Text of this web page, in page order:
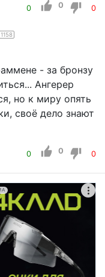
0 0 0
1158
- за бронзу
Ангерер
но к миру опять
своё дело знают
0 0 0